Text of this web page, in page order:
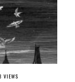
VIEWS